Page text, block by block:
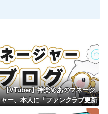
【VTuber】神楽めあのマネージ
ャー、本人に「ファンクラブ更新
して」と頼み続ける → なぜか自